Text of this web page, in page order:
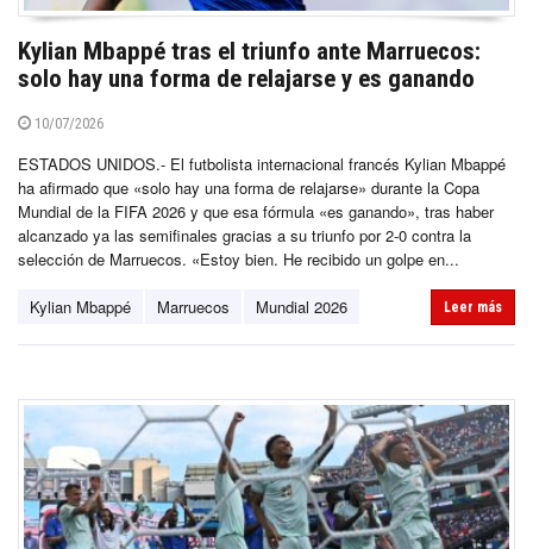
Kylian Mbappé tras el triunfo ante Marruecos:
solo hay una forma de relajarse y es ganando
10/07/2026
ESTADOS UNIDOS.- El futbolista internacional francés Kylian Mbappé
ha afirmado que «solo hay una forma de relajarse» durante la Copa
Mundial de la FIFA 2026 y que esa fórmula «es ganando», tras haber
alcanzado ya las semifinales gracias a su triunfo por 2-0 contra la
selección de Marruecos. «Estoy bien. He recibido un golpe en...
Kylian Mbappé Marruecos Mundial 2026 Leer más